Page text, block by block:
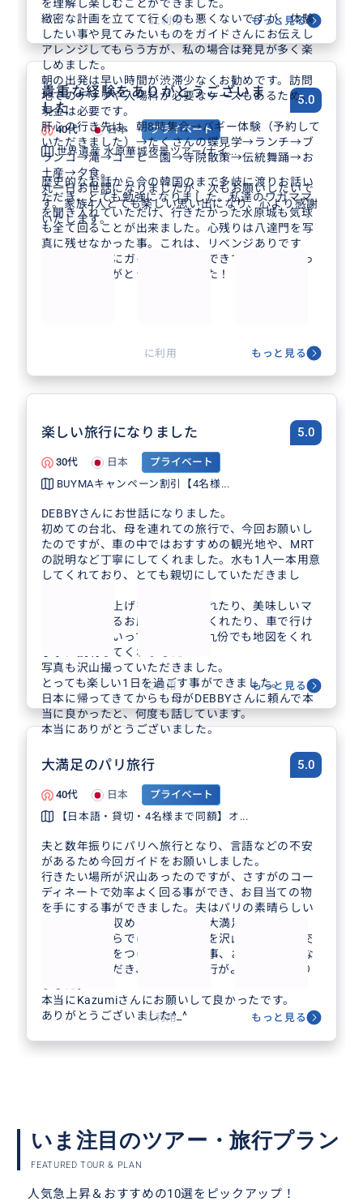
を理解し楽しむことができました。
緻密な計画を立てて行くのも悪くないですが、体験
したい事や見てみたいものをガイドさんにお伝えし
アレンジしてもらう方が、私の場合は発見が多く楽
しめました。
朝の出発は早い時間が渋滞少なくお勧めです。訪問
地でのチップや入場料が必要なケースもあるため、
現金は必要です。
肝心の行き先は、朝8時集合→バギー体験（予約して
いただきました）→たくさんの蝶見学→ランチ→ブ
ランコ→滝→コーヒー園→寺院散策→伝統舞踊→お
土産→夕食。
丸一日お世話になりましたが、次もお願いしたいで
す。家族4人とても楽しい思い出になり、心より感謝
いたします。
に利用 もっと見る
貴重な経験をありがとうございま
した
5.0
40代 日本
プライベート
世界遺産 水原華城夜景ツアー(ナイ...
歴史的なお話から今の韓国のまで多岐に渡りお話い
ただき、とても勉強になりました。私達のワガママ
を聞き入れていただけ、行きたかった水原城も気球
も全て回ることが出来ました。心残りは八達門を写
真に残せなかった事。これは、リベンジありです
ね。キムさんにガイドをお願いできて本当に良かっ
たです。ありがとうございました！
に利用 もっと見る
楽しい旅行になりました 5.0
30代 日本
プライベート
BUYMAキャンペーン割引【4名様...
DEBBYさんにお世話になりました。
初めての台北、母を連れての旅行で、今回お願いし
たのですが、車の中ではおすすめの観光地や、MRT
の説明など丁寧にしてくれました。水も1人一本用意
してくれており、とても親切にしていただきまし
またランタン上げを段取ってくれたり、美味しいマ
ンゴー食べれるお店を紹介してくれたり、車で行け
る滝に連れていってくれたり、九份でも地図をくれ
丁寧に説明してくれました！
写真も沢山撮っていただきました。
とっても楽しい1日を過ごす事ができました。
日本に帰ってきてからも母がDEBBYさんに頼んで本
当に良かったと、何度も話しています。
本当にありがとうございました。
に利用 もっと見る
大満足のパリ旅行 5.0
40代 日本
プライベート
【日本語・貸切・4名様まで同額】オ...
夫と数年振りにパリへ旅行となり、言語などの不安
があるため今回ガイドをお願いしました。
行きたい場所が沢山あったのですが、さすがのコー
ディネートで効率よく回る事ができ、お目当ての物
を手にする事ができました。夫はパリの素晴らしい
景色を写真に収める事ができて大満足でした。
現地ガイドならではのスポットを沢山堪能でき、交
通の事や、気をつけた方がいい事、おすすめの物な
どを紹介いただき、この後の旅行がより楽しくなり
ました。
本当にKazumiさんにお願いして良かったです。
ありがとうございました^_^
に利用 もっと見る
いま注目のツアー・旅行プラン
FEATURED TOUR & PLAN
人気急上昇＆おすすめの10選をピックアップ！